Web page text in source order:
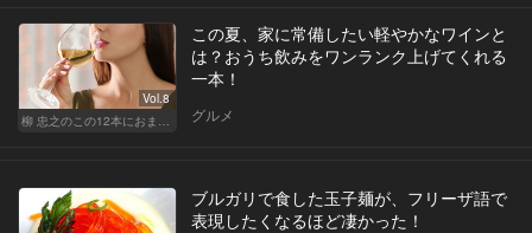
Vol.8
柳 忠之のこの12本におまかせ
この夏、家に常備したい軽やかなワインと
は？おうち飲みをワンランク上げてくれる
一本！
グルメ
ブルガリで食した玉子麺が、フリーザ語で
表現したくなるほど凄かった！